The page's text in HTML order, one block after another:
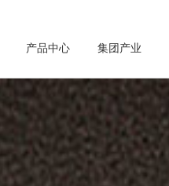
产品中心 集团产业